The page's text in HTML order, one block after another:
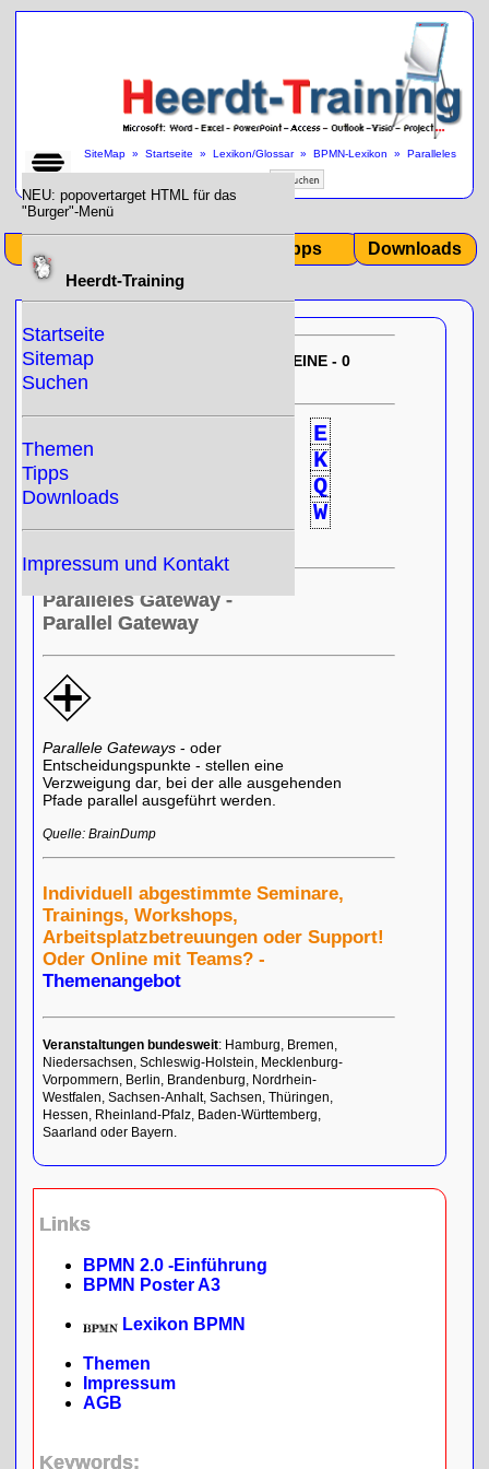
NEU: popovertarget HTML für das
"Burger"-Menü
Heerdt-Training
Startseite
Sitemap
Suchen
Themen
Tipps
Downloads
Impressum und Kontakt
SiteMap »Startseite »Lexikon/Glossar»BPMN-Lexikon »Paralleles
Tipps Downloads
EU-DSGVO:
KEINE - 0
- Null!
E
F
K
L
M
Q
R
S
W
X
Y Z
Paralleles Gateway -
Parallel Gateway
Parallele Gateways - oder
Entscheidungspunkte - stellen eine
Verzweigung dar, bei der alle ausgehenden
Pfade parallel ausgeführt werden.
Quelle: BrainDump
Individuell abgestimmte Seminare,
Trainings, Workshops,
Arbeitsplatzbetreuungen oder Support!
Oder Online mit Teams? -
Themenangebot
Veranstaltungen bundesweit: Hamburg, Bremen,
Niedersachsen, Schleswig-Holstein, Mecklenburg-
Vorpommern, Berlin, Brandenburg, Nordrhein-
Westfalen, Sachsen-Anhalt, Sachsen, Thüringen,
Hessen, Rheinland-Pfalz, Baden-Württemberg,
Saarland oder Bayern.
Links
BPMN 2.0 -Einführung
BPMN Poster A3
Lexikon BPMN
Themen
Impressum
AGB
Keywords: